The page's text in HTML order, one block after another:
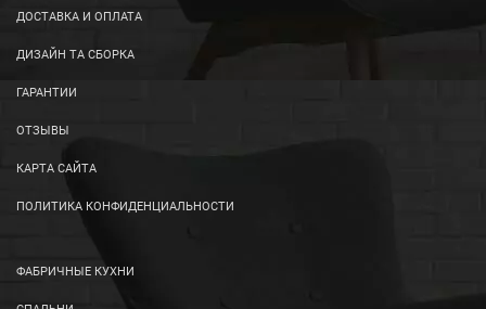
ДОСТАВКА И ОПЛАТА
ДИЗАЙН ТА СБОРКА
ГАРАНТИИ
ОТЗЫВЫ
КАРТА САЙТА
ПОЛИТИКА КОНФИДЕНЦИАЛЬНОСТИ
ФАБРИЧНЫЕ КУХНИ